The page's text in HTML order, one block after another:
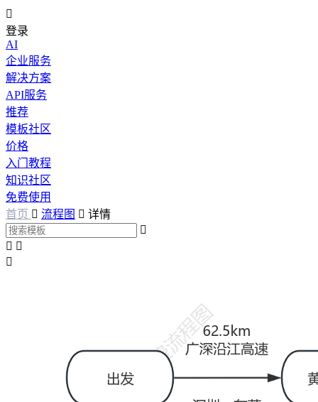

登录
AI
企业服务
解决方案
API服务
推荐
模板社区
价格
入门教程
知识社区
免费使用
首页  流程图  详情

 
